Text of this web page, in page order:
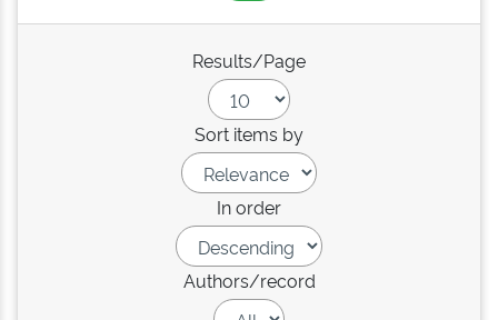
Results/Page
Sort items by
In order
Authors/record